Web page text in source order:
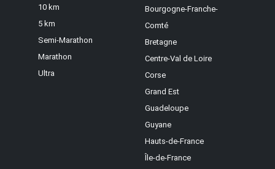
10 km
5 km
Semi-Marathon
Marathon
Ultra
Bourgogne-Franche-
Comté
Bretagne
Centre-Val de Loire
Corse
Grand Est
Guadeloupe
Guyane
Hauts-de-France
Île-de-France